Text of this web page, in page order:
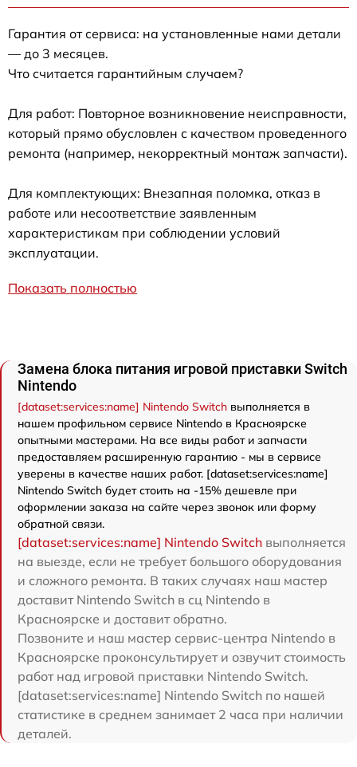
Гарантия от сервиса: на установленные нами детали
— до 3 месяцев.
Что считается гарантийным случаем?
Для работ: Повторное возникновение неисправности,
который прямо обусловлен с качеством проведенного
ремонта (например, некорректный монтаж запчасти).
Для комплектующих: Внезапная поломка, отказ в
работе или несоответствие заявленным
характеристикам при соблюдении условий
эксплуатации.
Показать полностью
Замена блока питания игровой приставки Switch
Nintendo
[dataset:services:name] Nintendo Switch выполняется в
нашем профильном сервисе Nintendo в Красноярске
опытными мастерами. На все виды работ и запчасти
предоставляем расширенную гарантию - мы в сервисе
уверены в качестве наших работ. [dataset:services:name]
Nintendo Switch будет стоить на -15% дешевле при
оформлении заказа на сайте через звонок или форму
обратной связи.
[dataset:services:name] Nintendo Switch выполняется
на выезде, если не требует большого оборудования
и сложного ремонта. В таких случаях наш мастер
доставит Nintendo Switch в сц Nintendo в
Красноярске и доставит обратно.
Позвоните и наш мастер сервис-центра Nintendo в
Красноярске проконсультирует и озвучит стоимость
работ над игровой приставки Nintendo Switch.
[dataset:services:name] Nintendo Switch по нашей
статистике в среднем занимает 2 часа при наличии
деталей.